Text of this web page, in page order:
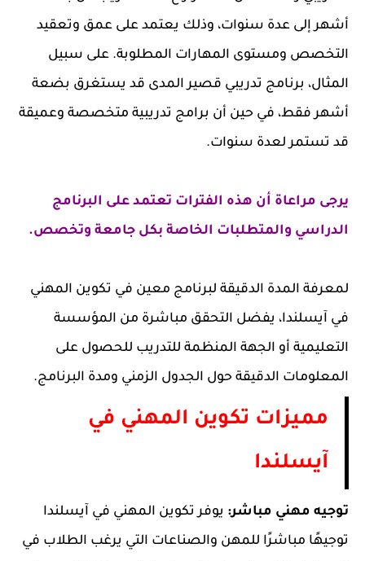
أشهر إلى عدة سنوات، وذلك يعتمد على عمق وتعقيد
التخصص ومستوى المهارات المطلوبة. على سبيل
المثال، برنامج تدريبي قصير المدى قد يستغرق بضعة
أشهر فقط، في حين أن برامج تدريبية متخصصة وعميقة
قد تستمر لعدة سنوات.
يرجى مراعاة أن هذه الفترات تعتمد على البرنامج
الدراسي والمتطلبات الخاصة بكل جامعة وتخصص.
لمعرفة المدة الدقيقة لبرنامج معين في تكوين المهني
في آيسلندا، يفضل التحقق مباشرة من المؤسسة
التعليمية أو الجهة المنظمة للتدريب للحصول على
المعلومات الدقيقة حول الجدول الزمني ومدة البرنامج.
مميزات تكوين المهني في
آيسلندا
توجيه مهني مباشر: يوفر تكوين المهني في آيسلندا
توجيهًا مباشرًا للمهن والصناعات التي يرغب الطلاب في